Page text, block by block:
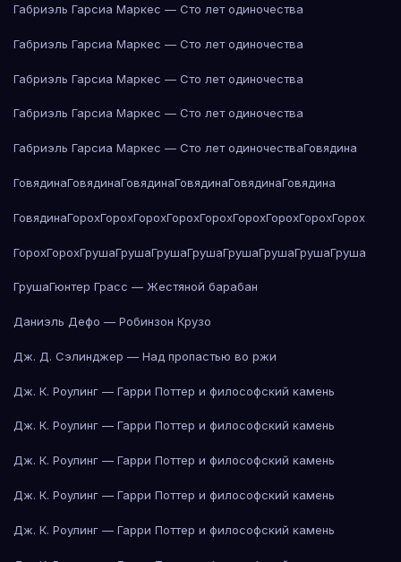
Габриэль Гарсиа Маркес — Сто лет одиночества
Габриэль Гарсиа Маркес — Сто лет одиночества
Габриэль Гарсиа Маркес — Сто лет одиночества
Габриэль Гарсиа Маркес — Сто лет одиночества
Габриэль Гарсиа Маркес — Сто лет одиночестваГовядина
ГовядинаГовядинаГовядинаГовядинаГовядинаГовядина
ГовядинаГорохГорохГорохГорохГорохГорохГорохГорохГорох
ГорохГорохГрушаГрушаГрушаГрушаГрушаГрушаГрушаГруша
ГрушаГюнтер Грасс — Жестяной барабан
Даниэль Дефо — Робинзон Крузо
Дж. Д. Сэлинджер — Над пропастью во ржи
Дж. К. Роулинг — Гарри Поттер и философский камень
Дж. К. Роулинг — Гарри Поттер и философский камень
Дж. К. Роулинг — Гарри Поттер и философский камень
Дж. К. Роулинг — Гарри Поттер и философский камень
Дж. К. Роулинг — Гарри Поттер и философский камень